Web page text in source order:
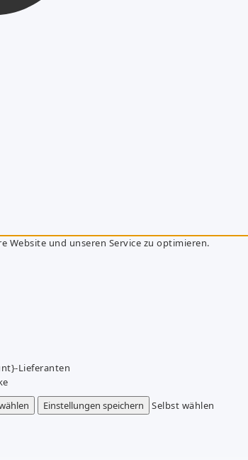
Website und unseren Service zu optimieren.
Lieferanten
Einstellungen speichern
Selbst wählen